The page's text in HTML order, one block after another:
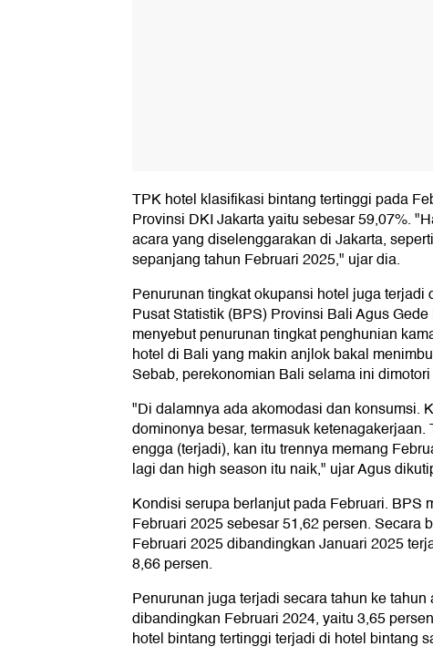
TPK hotel klasifikasi bintang tertinggi pada
Provinsi DKI Jakarta yaitu sebesar 59,07%.
acara yang diselenggarakan di Jakarta,
sepanjang tahun Februari 2025," ujar dia.
Penurunan tingkat okupansi hotel juga terjadi
Pusat Statistik (BPS) Provinsi Bali Agus
menyebut penurunan tingkat penghunian
hotel di Bali yang makin anjlok bakal
Sebab, perekonomian Bali selama ini
"Di dalamnya ada akomodasi dan konsumsi.
dominonya besar, termasuk ketenagakerjaan.
engga (terjadi), kan itu trennya memang
lagi dan high season itu naik," ujar Agus
Kondisi serupa berlanjut pada Februari. BPS
Februari 2025 sebesar 51,62 persen. Secara
Februari 2025 dibandingkan Januari 2025
8,66 persen.
Penurunan juga terjadi secara tahun ke
dibandingkan Februari 2024, yaitu 3,65
hotel bintang tertinggi terjadi di hotel bintang